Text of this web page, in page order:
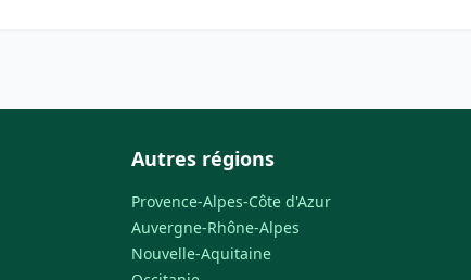
Autres régions
Provence-Alpes-Côte d'Azur
Auvergne-Rhône-Alpes
Nouvelle-Aquitaine